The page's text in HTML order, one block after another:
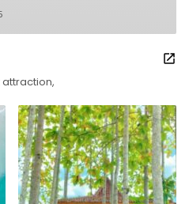
attraction,